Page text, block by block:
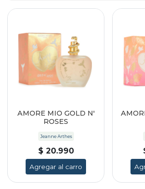
AMORE MIO GOLD N'
ROSES
Jeanne Arthes
$ 20.990
Agregar al carro